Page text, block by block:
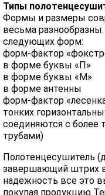
Типы
Формы и размеры
весьма
следующих форм:
форм-фактор
в форме буквы «П»
в форме буквы «М»
в форме антенны
форм-фактор
тонких
соединяются с более
трубами)
Полотенцесушитель
завершающий штрих
надежность все это
покупая продукцию